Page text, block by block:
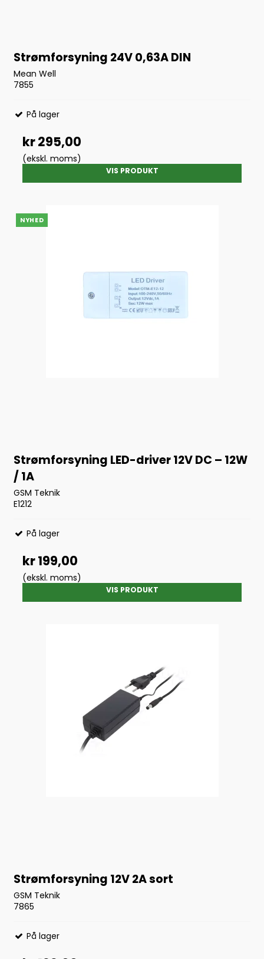
Strømforsyning 24V 0,63A DIN
Mean Well
7855
På lager
kr 295,00
(ekskl. moms)
VIS PRODUKT
NYHED
Strømforsyning LED-driver 12V DC – 12W
/ 1A
GSM Teknik
E1212
På lager
kr 199,00
(ekskl. moms)
VIS PRODUKT
Strømforsyning 12V 2A sort
GSM Teknik
7865
På lager